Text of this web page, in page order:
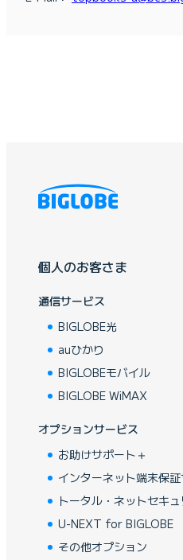
個人のお客さま
通信サービス
BIGLOBE光
auひかり
BIGLOBEモバイル
BIGLOBE WiMAX
オプションサービス
お助けサポート＋
インターネット端末保
トータル・ネットセキ
U-NEXT for BIGLOBE
その他オプション